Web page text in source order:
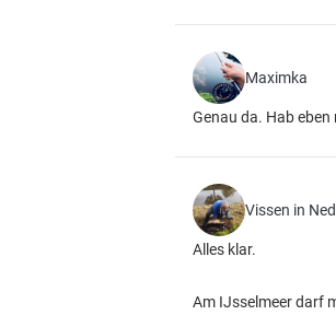
Maximka
Genau da. Hab
Vissen in
Alles klar.
Am IJsselmeer darf